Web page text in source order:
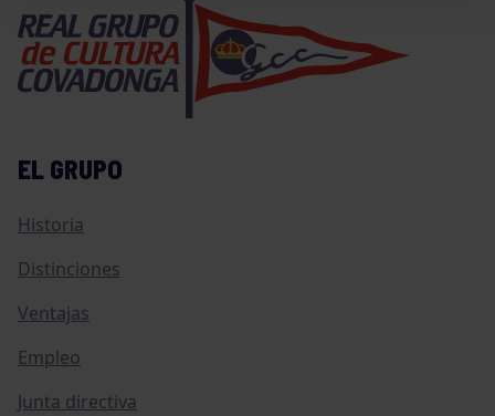
EL GRUPO
Historia
Distinciones
Ventajas
Empleo
Junta directiva